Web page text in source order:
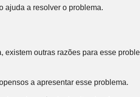
ajuda a resolver o problema.
outras razões para esse
a apresentar esse problema.